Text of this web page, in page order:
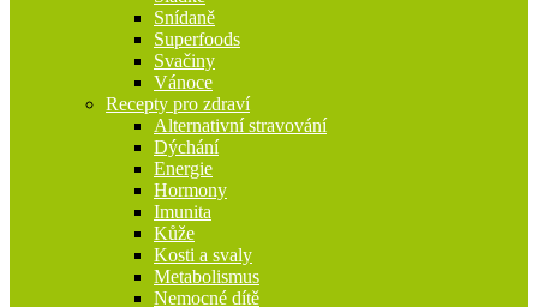
Snídaně
Superfoods
Svačiny
Vánoce
Recepty pro zdraví
Alternativní stravování
Dýchání
Energie
Hormony
Imunita
Kůže
Kosti a svaly
Metabolismus
Nemocné dítě